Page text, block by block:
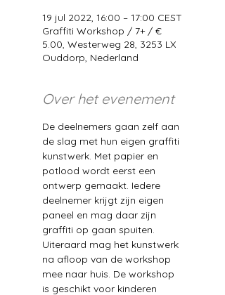
19 jul 2022, 16:00 – 17:00 CEST
Graffiti Workshop / 7+ / €
5.00, Westerweg 28, 3253 LX
Ouddorp, Nederland
Over het evenement
De deelnemers gaan zelf aan
de slag met hun eigen graffiti
kunstwerk. Met papier en
potlood wordt eerst een
ontwerp gemaakt. Iedere
deelnemer krijgt zijn eigen
paneel en mag daar zijn
graffiti op gaan spuiten.
Uiteraard mag het kunstwerk
na afloop van de workshop
mee naar huis. De workshop
is geschikt voor kinderen